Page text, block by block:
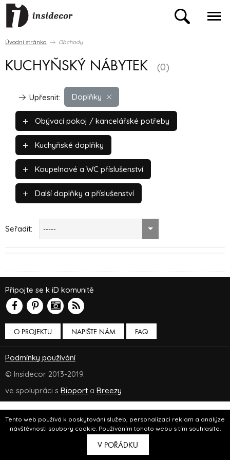
Tento web používá k poskytování služeb, personalizaci reklam a analýze
návštěvnosti soubory cookie. Používáním tohoto webu s tím souhlasíte.
V POŘÁDKU
Úvodní stránka Obchody
KUCHYŇSKÝ NÁBYTEK (0)
Doplňky
Upřesnit:
Obývací pokoj / kancelářské potřeby
Kuchyňské doplňky
Koupelnové a WC příslušenství
Další doplňky a příslušenství
Seřadit: -----
O PROJEKTU NAPIŠTE NÁM
Připojte se k iD komunitě
FAQ
Podmínky používání
© Insidecor 2013-2019.
ve spolupráci s Bioport a Breezy